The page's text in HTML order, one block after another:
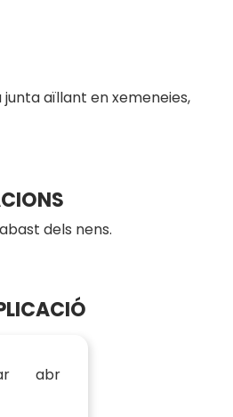
aïllant en xemeneies,
dels nens.
abr